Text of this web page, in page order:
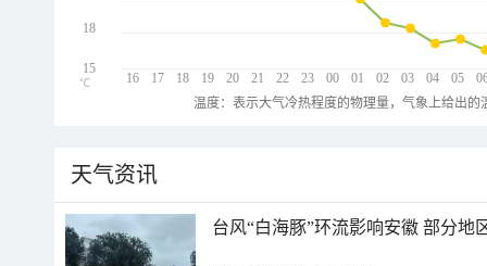
16 17 18 19 20 21 22 23 00 01 02 03 04 05
18
15
℃
温度：表示大气冷热程度的物理量，气象上给出
天气资讯
台风“白海豚”环流影响安徽 部分地